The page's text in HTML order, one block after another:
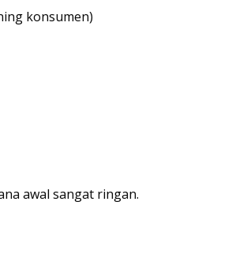
konsumen)
awal sangat ringan.